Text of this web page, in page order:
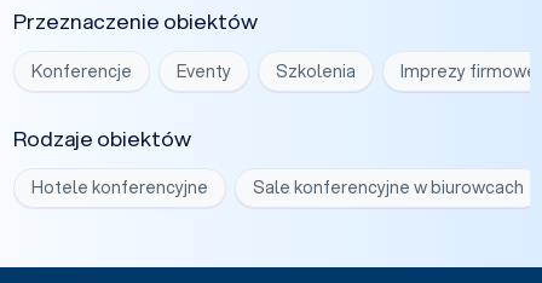
Przeznaczenie obiektów
Konferencje Eventy Szkolenia Imprezy firmowe
Rodzaje obiektów
Hotele konferencyjne Sale konferencyjne w biurowcach